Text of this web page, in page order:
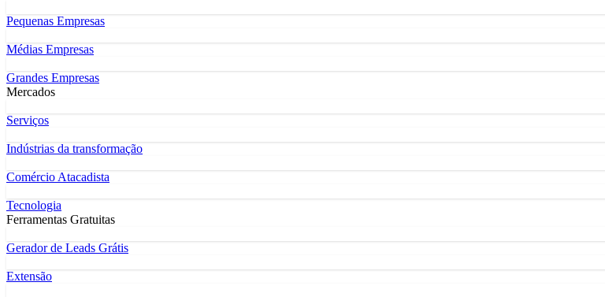
Pequenas Empresas
Médias Empresas
Grandes Empresas
Mercados
Serviços
Indústrias da transformação
Comércio Atacadista
Tecnologia
Ferramentas Gratuitas
Gerador de Leads Grátis
Extensão